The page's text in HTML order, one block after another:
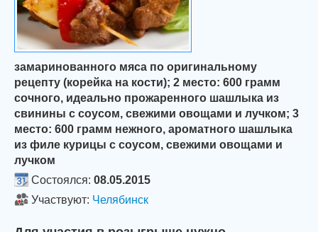
замаринованного мяса по оригинальному
рецепту (корейка на кости); 2 место: 600 грамм
сочного, идеально прожаренного шашлыка из
свинины с соусом, свежими овощами и лучком; 3
место: 600 грамм нежного, ароматного шашлыка
из филе курицы с соусом, свежими овощами и
лучком
Состоялся: 08.05.2015
Участвуют: Челябинск